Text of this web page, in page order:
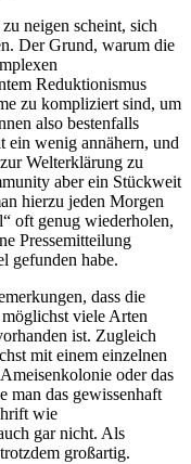
neigen scheint, sich
Der Grund, warum die
Reduktionismus
zu kompliziert sind, um
also bestenfalls
ein wenig annähern, und
Welterklärung zu
aber ein Stückweit
hierzu jeden Morgen
oft genug wiederholen,
Pressemitteilung
gefunden habe.
dass die
viele Arten
ist. Zugleich
mit einem einzelnen
oder das
man das gewissenhaft
wie
gar nicht. Als
großartig.